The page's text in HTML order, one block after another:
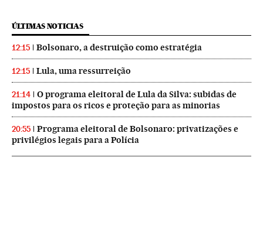
ÚLTIMAS NOTICIAS
12:15 Bolsonaro, a destruição como estratégia
12:15 Lula, uma ressurreição
21:14
O programa eleitoral de Lula da Silva: subidas de
impostos para os ricos e proteção para as minorias
20:55
Programa eleitoral de Bolsonaro: privatizações e
privilégios legais para a Polícia